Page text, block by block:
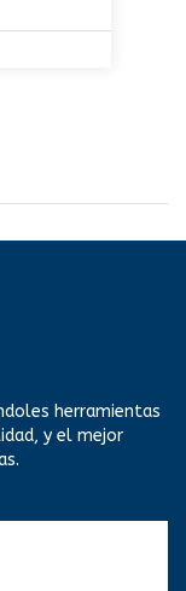
herramientas
y el mejor